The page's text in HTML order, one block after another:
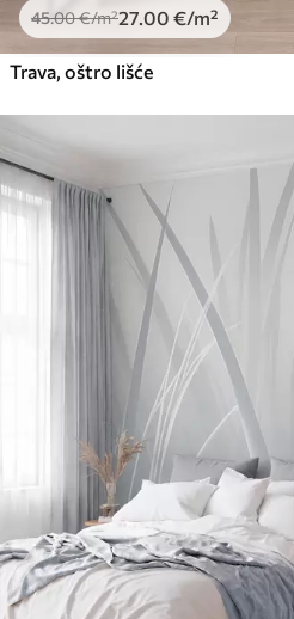
45.00€/m²27.00 €/m²
Trava, oštro lišće